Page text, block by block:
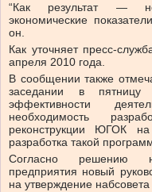
“Как результат —
экономические
он.
Как уточняет пресс-
апреля 2010 года.
В сообщении также
заседании в
эффективности
необходимость
реконструкции ЮГОК
разработка такой
Согласно решению
предприятия новый
на утверждение